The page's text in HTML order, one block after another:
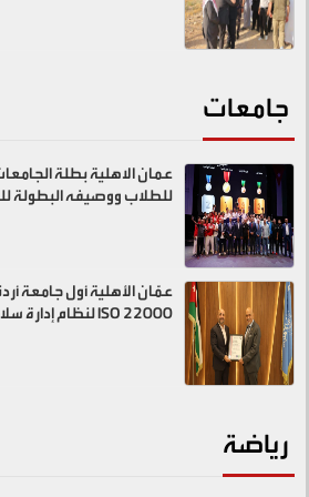
جامعات
عمان الاهلية بطلة
للطلاب ووصيفه البطولة
عمّان الأهلية أول جامعة
ISO 22000 لنظام إدارة سلامة الغذاء
رياضة